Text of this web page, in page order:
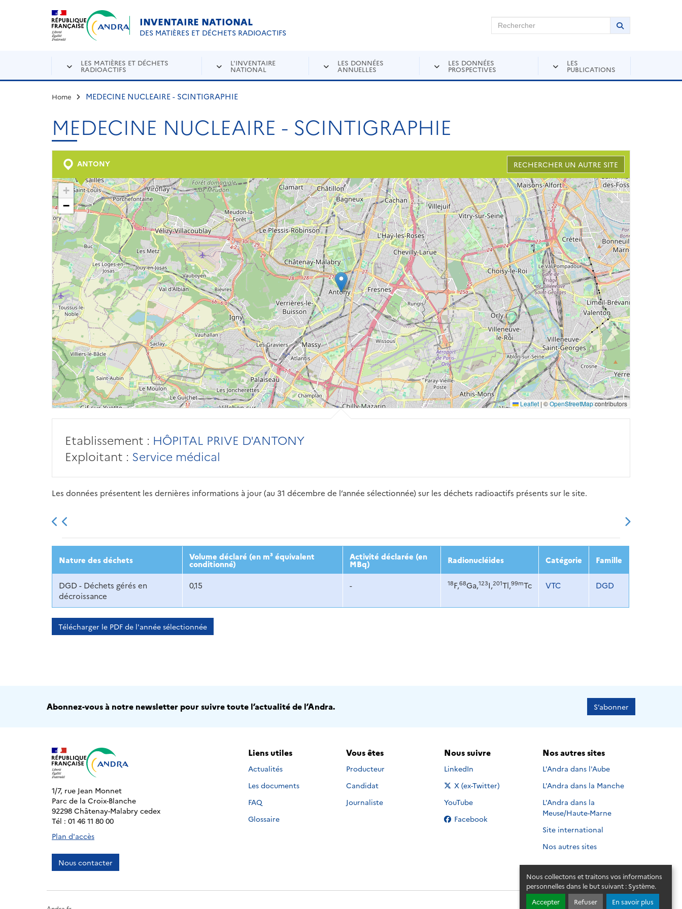
Nous collectons et traitons vos informations
personnelles dans le but suivant : Système.
Accepter
Refuser En savoir plus
Aller au contenu principal
INVENTAIRE NATIONAL
DES MATIÈRES ET DÉCHETS RADIOACTIFS
Rechercher sur Andra Inventaire Rechercher
Lancer la
LES MATIÈRES ET DÉCHETS
RADIOACTIFS
L'INVENTAIRE
NATIONAL
LES DONNÉES
ANNUELLES
LES DONNÉES
PROSPECTIVES
LES
PUBLICATIONS
Home MEDECINE NUCLEAIRE - SCINTIGRAPHIE
MEDECINE NUCLEAIRE - SCINTIGRAPHIE
ANTONY RECHERCHER UN AUTRE SITE
+
−
Leaflet | ©OpenStreetMapcontributors
Etablissement : HÔPITAL PRIVE D'ANTONY
Exploitant : Service médical
Les données présentent les dernières informations à jour (au 31 décembre de l’année sélectionnée) sur les déchets radioactifs présents sur le site.
2013 2014 2015 2016 2017 2018 2019 2020 2021 2022 2023
Nature des déchets Volume déclaré (en m³ équivalent
conditionné)
Activité déclarée (en
MBq) Radionucléides Catégorie Famille
DGD - Déchets gérés en
décroissance
0,15 - 18F,68Ga,123I,201Tl,99mTc VTC DGD
Télécharger le PDF de l'année sélectionnée
Abonnez-vous à notre newsletter pour suivre toute l’actualité de l’Andra. S’abonner
1/7, rue Jean Monnet
Parc de la Croix-Blanche
92298 Châtenay-Malabry cedex
Tél : 01 46 11 80 00
Plan d'accès
Nous contacter
Liens utiles
Actualités
Les documents
FAQ
Glossaire
Vous êtes
Producteur
Candidat
Journaliste
Nous suivre
Nous suivre sur
LinkedIn
Nous suivre sur
X (ex-Twitter)
Nous suivre sur
YouTube
Nous suivre sur
Facebook
Nos autres sites
L'Andra dans l'Aube
L'Andra dans la Manche
L'Andra dans la
Meuse/Haute-Marne
Site international
Nos autres sites